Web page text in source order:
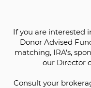
If you are interested
Donor Advised
matching, IRA's,
our Director
Consult your